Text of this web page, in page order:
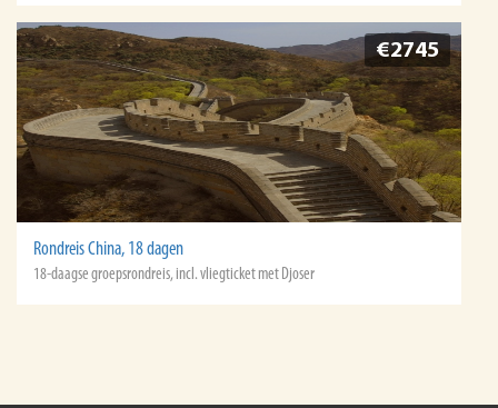
€2745
Rondreis China, 18 dagen
18-daagse groepsrondreis, incl. vliegticket met Djoser